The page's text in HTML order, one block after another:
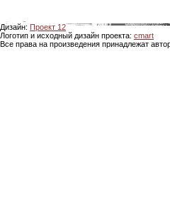
Дизайн: Проект 12
Логотип и исходный дизайн проекта: cmart
Все права на произведения принадлежат